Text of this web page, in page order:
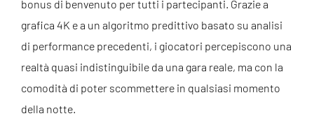
bonus di benvenuto per tutti i partecipanti. Grazie a
grafica 4K e a un algoritmo predittivo basato su analisi
di performance precedenti, i giocatori percepiscono una
realtà quasi indistinguibile da una gara reale, ma con la
comodità di poter scommettere in qualsiasi momento
della notte.